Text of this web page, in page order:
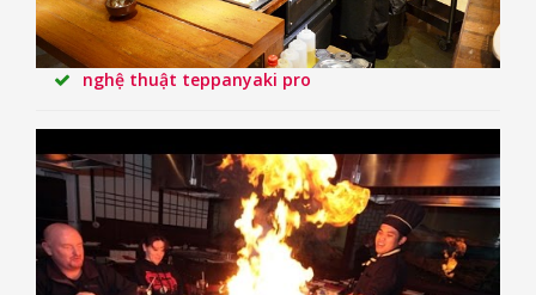
nghệ thuật teppanyaki pro